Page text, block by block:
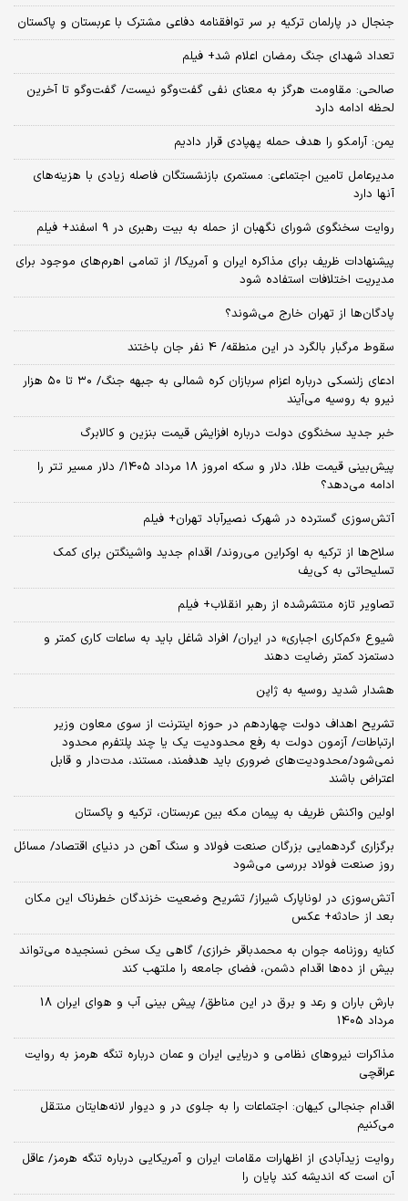
جنجال در پارلمان ترکیه بر سر توافقنامه دفاعی مشترک با عربستان و پاکستان
تعداد شهدای جنگ رمضان اعلام شد+ فیلم
صالحی: مقاومت هرگز به معنای نفی گفت‌وگو نیست/ گفت‌وگو تا آخرین
لحظه ادامه دارد
یمن: آرامکو را هدف حمله پهپادی قرار دادیم
مدیرعامل تامین اجتماعی: مستمری بازنشستگان فاصله زیادی با هزینه‌های
آنها دارد
روایت سخنگوی شورای نگهبان از حمله به بیت رهبری در ۹ اسفند+ فیلم
پیشنهادات ظریف برای مذاکره ایران و آمریکا/ از تمامی اهرم‌های موجود برای
مدیریت اختلافات استفاده شود
پادگان‌ها از تهران خارج می‌شوند؟
سقوط مرگبار بالگرد در این منطقه/ 4 نفر جان باختند
ادعای زلنسکی درباره اعزام سربازان کره شمالی به جبهه جنگ/ ۳۰ تا ۵۰ هزار
نیرو به روسیه می‌آیند
خبر جدید سخنگوی دولت درباره افزایش قیمت بنزین و کالابرگ
پیش‌بینی قیمت طلا، دلار و سکه امروز 18 مرداد ۱۴۰۵/ دلار مسیر تتر را
ادامه می‌دهد؟
آتش‌سوزی گسترده در شهرک نصیرآباد تهران+ فیلم
سلاح‌ها از ترکیه به اوکراین می‌روند/ اقدام جدید واشینگتن برای کمک
تسلیحاتی به کی‌یف
تصاویر تازه منتشرشده از رهبر انقلاب+ فیلم
شیوع «کم‌کاری اجباری» در ایران/ افراد شاغل باید به ساعات کاری کمتر و
دستمزد کمتر رضایت دهند
هشدار شدید روسیه به ژاپن
تشریح اهداف دولت چهاردهم در حوزه اینترنت از سوی معاون وزیر
ارتباطات/ آزمون دولت به رفع محدودیت یک یا چند پلتفرم محدود
نمی‌‎شود/محدودیت‌های ضروری باید هدفمند، مستند، مدت‌دار و قابل
اعتراض باشند
اولین واکنش ظریف به پیمان مکه بین عربستان، ترکیه و پاکستان
برگزاری گردهمایی بزرگان صنعت فولاد و سنگ آهن در دنیای اقتصاد/ مسائل
روز صنعت فولاد بررسی می‌شود
آتش‌سوزی در لوناپارک شیراز/ تشریح وضعیت خزندگان خطرناک این مکان
بعد از حادثه+ عکس
کنایه روزنامه جوان به محمدباقر خرازی/ گاهی یک سخن نسنجیده می‌تواند
بیش از ده‌ها اقدام دشمن، فضای جامعه را ملتهب کند
بارش باران و رعد و برق در این مناطق/ پیش بینی آب و هوای ایران 18
مرداد 1405
مذاکرات نیروهای نظامی و دریایی ایران و عمان درباره تنگه هرمز به روایت
عراقچی
اقدام جنجالی کیهان: اجتماعات را به جلوی در و دیوار لانه‌هایتان منتقل
می‌کنیم
روایت زیدآبادی از اظهارات مقامات ایران و آمریکایی درباره تنگه هرمز/ عاقل
آن است که اندیشه کند پایان را